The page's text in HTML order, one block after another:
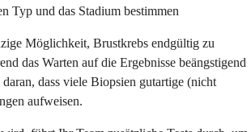
Typ und das Stadium bestimmen
Möglichkeit, Brustkrebs endgültig zu
das Warten auf die Ergebnisse beängstigend
dass viele Biopsien gutartige (nicht
aufweisen.